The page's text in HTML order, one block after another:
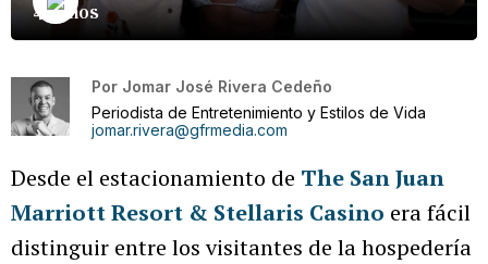
47 años
Por Jomar José Rivera Cedeño
Periodista de Entretenimiento y Estilos de Vida
jomar.rivera@gfrmedia.com
Desde el estacionamiento de The San Juan
Marriott Resort & Stellaris Casino era fácil
distinguir entre los visitantes de la hospedería